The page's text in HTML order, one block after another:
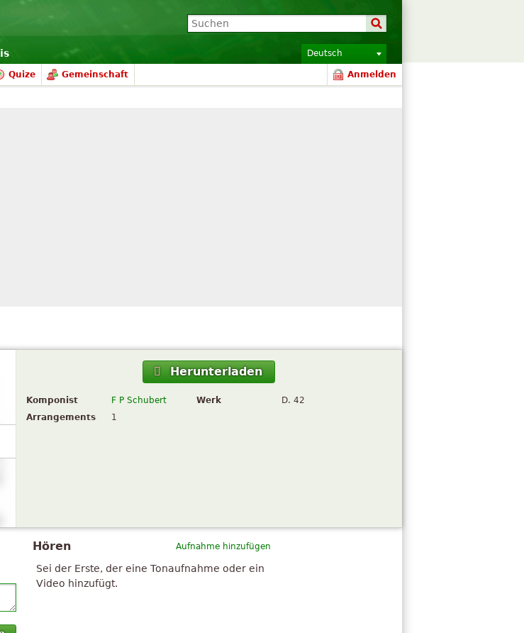
Deutsch
Quize Gemeinschaft Anmelden
Herunterladen
Komponist F P Schubert Werk
D. 42
Arrangements
1
Aufnahme hinzufügen
Hören
Sei der Erste, der eine Tonaufnahme oder ein
Video hinzufügt.